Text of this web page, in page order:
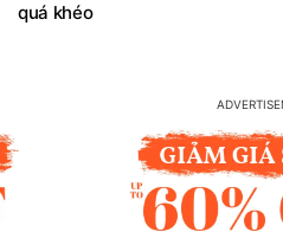
quá khéo